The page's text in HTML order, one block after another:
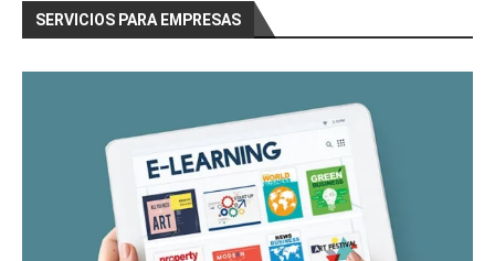
SERVICIOS PARA EMPRESAS